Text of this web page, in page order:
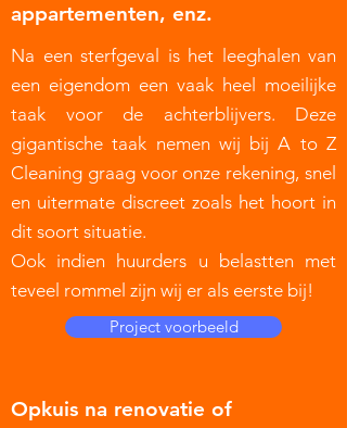
Opkuis na renovatie of
appartementen, enz.
Na een sterfgeval is het leeghalen van
een eigendom een vaak heel moeilijke
taak voor de achterblijvers. Deze
gigantische taak nemen wij bij A to Z
Cleaning graag voor onze rekening, snel
en uitermate discreet zoals het hoort in
dit soort situatie.
Ook indien huurders u belastten met
teveel rommel zijn wij er als eerste bij!
Project voorbeeld